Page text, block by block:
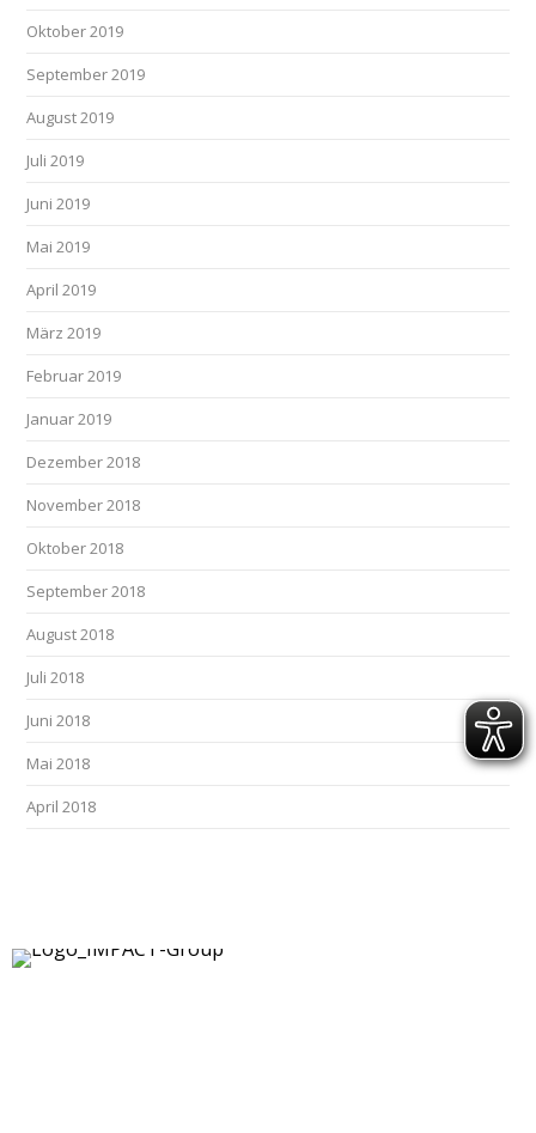
Oktober 2019
September 2019
August 2019
Juli 2019
Juni 2019
Mai 2019
April 2019
März 2019
Februar 2019
Januar 2019
Dezember 2018
November 2018
Oktober 2018
September 2018
August 2018
Juli 2018
Juni 2018
Mai 2018
April 2018